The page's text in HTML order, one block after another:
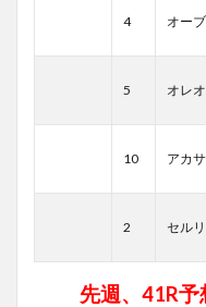
4 オー
5 オレ
10 アカ
2 セル
先週、41R予